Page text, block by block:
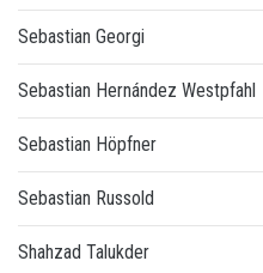
Sebastian Georgi
Sebastian Hernández Westpfahl
Sebastian Höpfner
Sebastian Russold
Shahzad Talukder